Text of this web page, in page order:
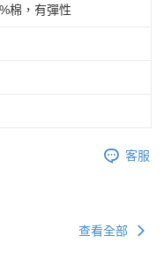
棉，有彈性
客服
查看全部